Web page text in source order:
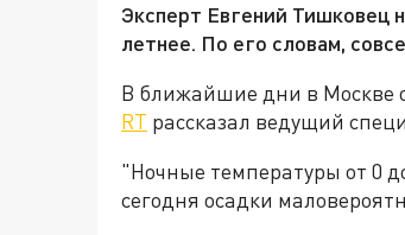
Эксперт Евгений Тишковец
летнее. По его словам,
В ближайшие дни в Москве
RT рассказал ведущий
"Ночные температуры от 0
сегодня осадки